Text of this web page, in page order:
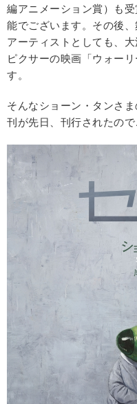
編アニメーション賞）も
能でございます。その後
アーティストとしても、
ピクサーの映画「ウォー
す。
そんなショーン・タンさ
刊が先日、刊行されたので